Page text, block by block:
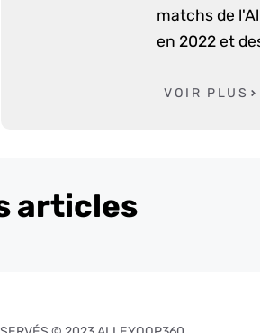
matchs de
en 2022 et
VOIR PLUS
articles